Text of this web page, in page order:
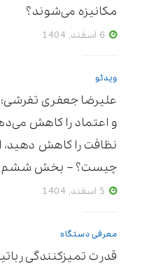
مکانیزه می‌شوند؟
ویدئو
علیرضا جعفری تفرشی:
و اعتماد را کاهش
نظافت را کاهش
چیست؟ – بخش ششم
معرفی دستگاه
قدرت تمیزکنندگی